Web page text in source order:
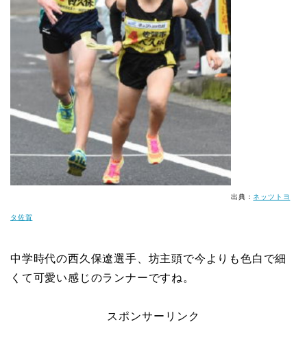
出典：ネッツトヨ
タ佐賀
中学時代の西久保遼選手、坊主頭で今よりも色白で細
くて可愛い感じのランナーですね。
スポンサーリンク